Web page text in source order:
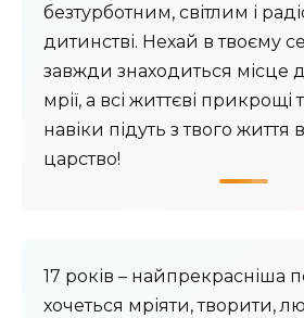
безтурботним, світлим і
дитинстві. Нехай в твоєму
завжди знаходиться місце
мрії, а всі життєві прикрощі
навіки підуть з твого життя
царство!
17 років – найпрекрасніша
хочеться мріяти, творити,